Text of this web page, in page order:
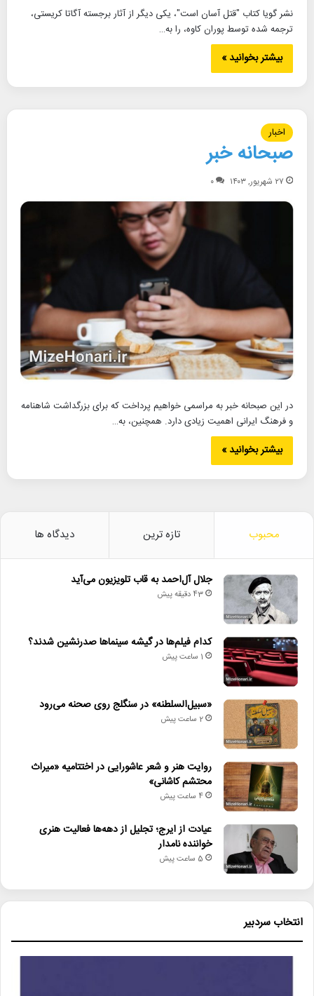
نشر گویا کتاب "قتل آسان است"، یکی دیگر از آثار برجسته آگاتا کریستی،
ترجمه شده توسط پوران کاوه، را به…
بیشتر بخوانید »
اخبار
صبحانه خبر
۲۷ شهریور, ۱۴۰۳ ۰
در این صبحانه خبر به مراسمی خواهیم پرداخت که برای بزرگداشت شاهنامه
و فرهنگ ایرانی اهمیت زیادی دارد. همچنین، به…
بیشتر بخوانید »
محبوب تازه ترین دیدگاه ها
جلال آل‌احمد به قاب تلویزیون می‌آید
43 دقیقه پیش
کدام فیلم‌ها در گیشه سینماها صدرنشین شدند؟
1 ساعت پیش
«سبیل‌السلطنه» در سنگلج روی صحنه می‌رود
2 ساعت پیش
روایت هنر و شعر عاشورایی در اختتامیه «میراث
محتشم کاشانی»
4 ساعت پیش
عیادت از ایرج؛ تجلیل از دهه‌ها فعالیت هنری
خواننده نامدار
5 ساعت پیش
انتخاب سردبیر